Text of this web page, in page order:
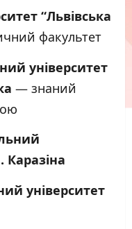
“Львівська
факультет
університет
— знаний
Каразіна
університет